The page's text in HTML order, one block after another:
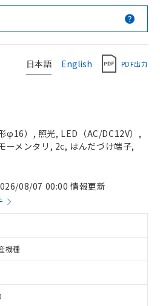
日本語 English PDF出力
φ16）, 照光, LED（AC/DC12V）,
ーメンタリ, 2c, はんだづけ端子,
08/07 00:00 情報更新
機種